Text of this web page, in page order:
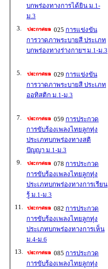
บกพร่องทางการได้ยิน ม.1-
ม.3
3.
025 การแข่งขัน
การวาดภาพระบายสี ประเภท
บกพร่องทางร่างกายฯ ม.1-ม.3
5.
029 การแข่งขัน
การวาดภาพระบายสี ประเภท
ออทิสติก ม.1-ม.3
7.
059 การประกวด
การขับร้องเพลงไทยลูกทุ่ง
ประเภทบกพร่องทางสติ
ปัญญา ม.1-ม.3
9.
078 การประกวด
การขับร้องเพลงไทยลูกทุ่ง
ประเภทบกพร่องทางการเรียน
รู้ ม.1-ม.3
11.
082 การประกวด
การขับร้องเพลงไทยลูกทุ่ง
ประเภทบกพร่องทางการเห็น
ม.4-ม.6
13.
085 การประกวด
การขับร้องเพลงไทยลูกทุ่ง